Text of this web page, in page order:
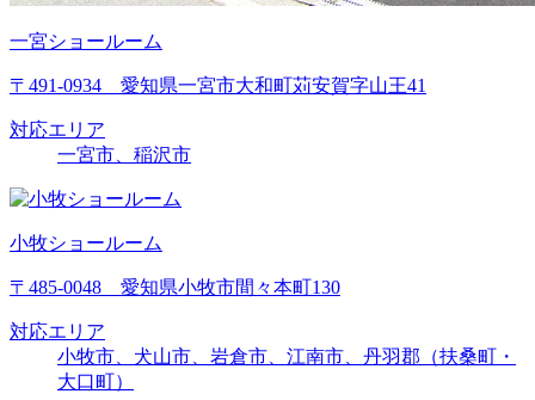
一宮ショールーム
〒491-0934 愛知県一宮市大和町苅安賀字山王41
対応エリア
一宮市、稲沢市
小牧ショールーム
〒485-0048 愛知県小牧市間々本町130
対応エリア
小牧市、犬山市、岩倉市、江南市、丹羽郡（扶桑町・
大口町）